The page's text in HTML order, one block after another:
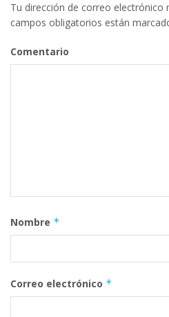
Tu dirección de correo electrónico
campos obligatorios están
Comentario
Nombre *
Correo electrónico *